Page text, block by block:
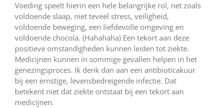
Voeding speelt hierin een hele belangrijke rol, net zoals
voldoende slaap, niet teveel stress, veiligheid,
voldoende beweging, een liefdevolle omgeving en
voldoende chocola. (Hahahaha) Een tekort aan deze
positieve omstandigheden kunnen leiden tot ziekte.
Medicijnen kunnen in sommige gevallen helpen in het
genezingsproces. Ik denk dan aan een antibioticakuur
bij een ernstige, levensbedreigende infectie. Dat
betekent niet dat ziekte ontstaat bij een tekort aan
medicijnen.